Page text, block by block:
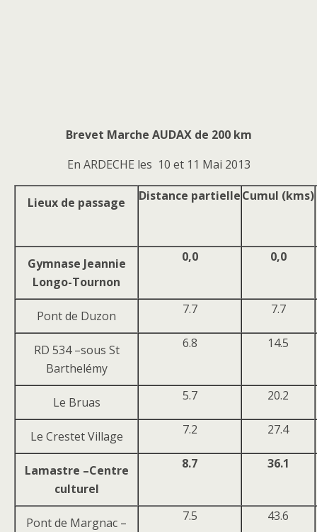
Brevet Marche AUDAX de 200 km
En ARDECHE les 10 et 11 Mai 2013
Lieux de passage Distance partielleCumul (kms)
Gymnase Jeannie
Longo-Tournon
0,0 0,0
Pont de Duzon 7.7 7.7
RD 534 –sous St
Barthelémy
6.8 14.5
Le Bruas 5.7 20.2
Le Crestet Village 7.2 27.4
Lamastre –Centre
culturel
8.7 36.1
Pont de Margnac –
7.5 43.6